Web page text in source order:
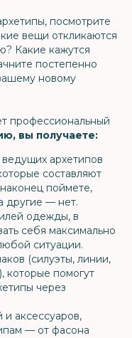
посмотрите
вещи откликаются
Какие кажутся
постепенно
новому
профессиональный
вы получаете:
архетипов
составляют
поймете,
другие — нет.
одежды, в
себя максимально
ситуации.
(силуэты, линии,
которые помогут
через
и аксессуаров,
— от фасона